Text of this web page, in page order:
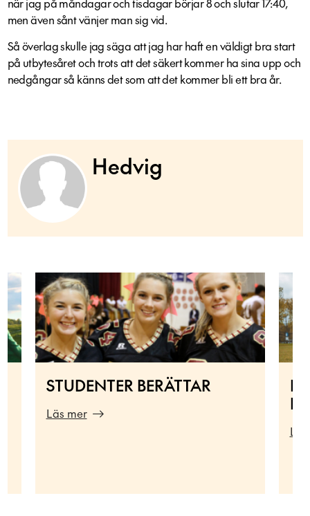
men även sånt vänjer man sig vid.
Så överlag skulle jag säga att jag har haft en väldigt bra start
på utbytesåret och trots att det säkert kommer ha sina upp och
nedgångar så känns det som att det kommer bli ett bra år.
Hedvig
STUDENTER BERÄTTAR
Läs mer